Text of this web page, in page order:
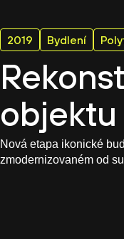
2019 Bydlení
objektu
Nová etapa ikonické
zmodernizovaném od